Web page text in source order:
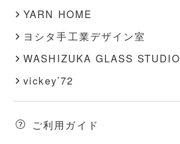
YARN HOME
ヨシタ手工業デザイン室
WASHIZUKA GLASS STUDIO
vickey’72
ご利用ガイド